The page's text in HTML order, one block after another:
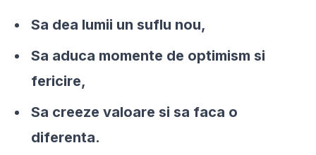
Sa dea lumii un suflu nou,
Sa aduca momente de optimism si
fericire,
Sa creeze valoare si sa faca o
diferenta.